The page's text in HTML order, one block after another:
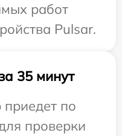
работ
Pulsar.
35 минут
по
проверки